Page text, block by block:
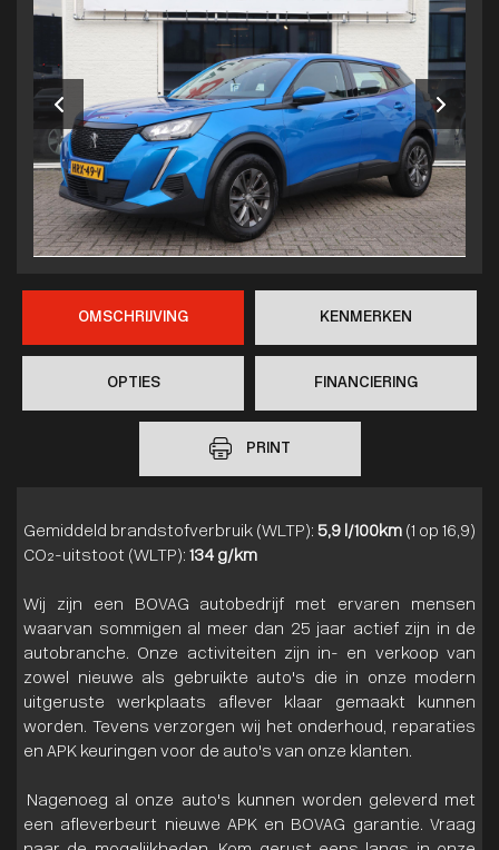
OMSCHRIJVING KENMERKEN
OPTIES FINANCIERING
PRINT
Gemiddeld brandstofverbruik (WLTP): 5,9 l/100km (1 op 16,9)
CO₂-uitstoot (WLTP): 134 g/km
Wij zijn een BOVAG autobedrijf met ervaren mensen
waarvan sommigen al meer dan 25 jaar actief zijn in de
autobranche. Onze activiteiten zijn in- en verkoop van
zowel nieuwe als gebruikte auto's die in onze modern
uitgeruste werkplaats aflever klaar gemaakt kunnen
worden. Tevens verzorgen wij het onderhoud, reparaties
en APK keuringen voor de auto's van onze klanten.
Nagenoeg al onze auto's kunnen worden geleverd met
een afleverbeurt nieuwe APK en BOVAG garantie. Vraag